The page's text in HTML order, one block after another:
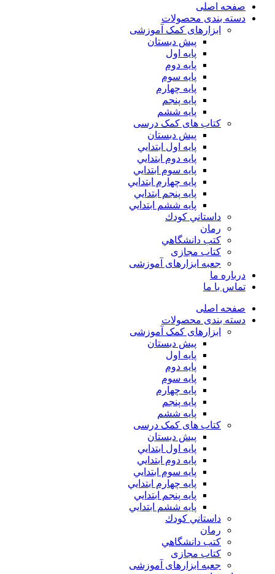
صفحه اصلی
دسته بندی محصولات
ابزارهای کمک آموزشی
پیش دبستان
پایه اول
پایه دوم
پایه سوم
پایه چهارم
پايه پنجم
پایه ششم
کتاب های کمک درسی
پیش دبستان
پايه اول ابتدايي
پايه دوم ابتدايي
پايه سوم ابتدايي
پايه چهارم ابتدايي
پايه پنجم ابتدايي
پايه ششم ابتدايي
داستاني كودك
رمان
كتب دانشگاهي
کتاب مجازی
جعبه ابزارهای آموزشی
درباره ما
تماس با ما
صفحه اصلی
دسته بندی محصولات
ابزارهای کمک آموزشی
پیش دبستان
پایه اول
پایه دوم
پایه سوم
پایه چهارم
پايه پنجم
پایه ششم
کتاب های کمک درسی
پیش دبستان
پايه اول ابتدايي
پايه دوم ابتدايي
پايه سوم ابتدايي
پايه چهارم ابتدايي
پايه پنجم ابتدايي
پايه ششم ابتدايي
داستاني كودك
رمان
كتب دانشگاهي
کتاب مجازی
جعبه ابزارهای آموزشی